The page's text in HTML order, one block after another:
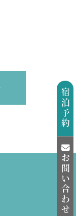
宿泊予約
お問い合わせ